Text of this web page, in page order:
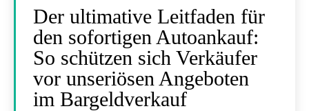
Der ultimative Leitfaden für
den sofortigen Autoankauf:
So schützen sich Verkäufer
vor unseriösen Angeboten
im Bargeldverkauf